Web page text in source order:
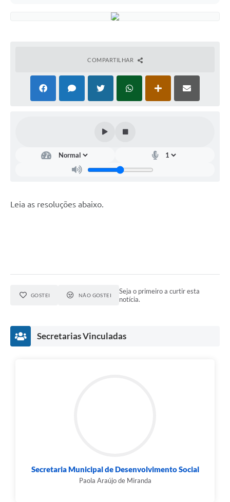
Sala Mineira do Empreendedor de Serro/MG
Turismo
Emissão de Contracheque
Chamamento Público
Jornal
Covid -19 em Serro
Audiências Públicas
COMPARTILHAR
Leia as resoluções abaixo.
GOSTEI NÃO GOSTEI
Seja o primeiro a curtir esta
notícia.
Secretarias Vinculadas
Secretaria Municipal de Desenvolvimento Social
Paola Araújo de Miranda